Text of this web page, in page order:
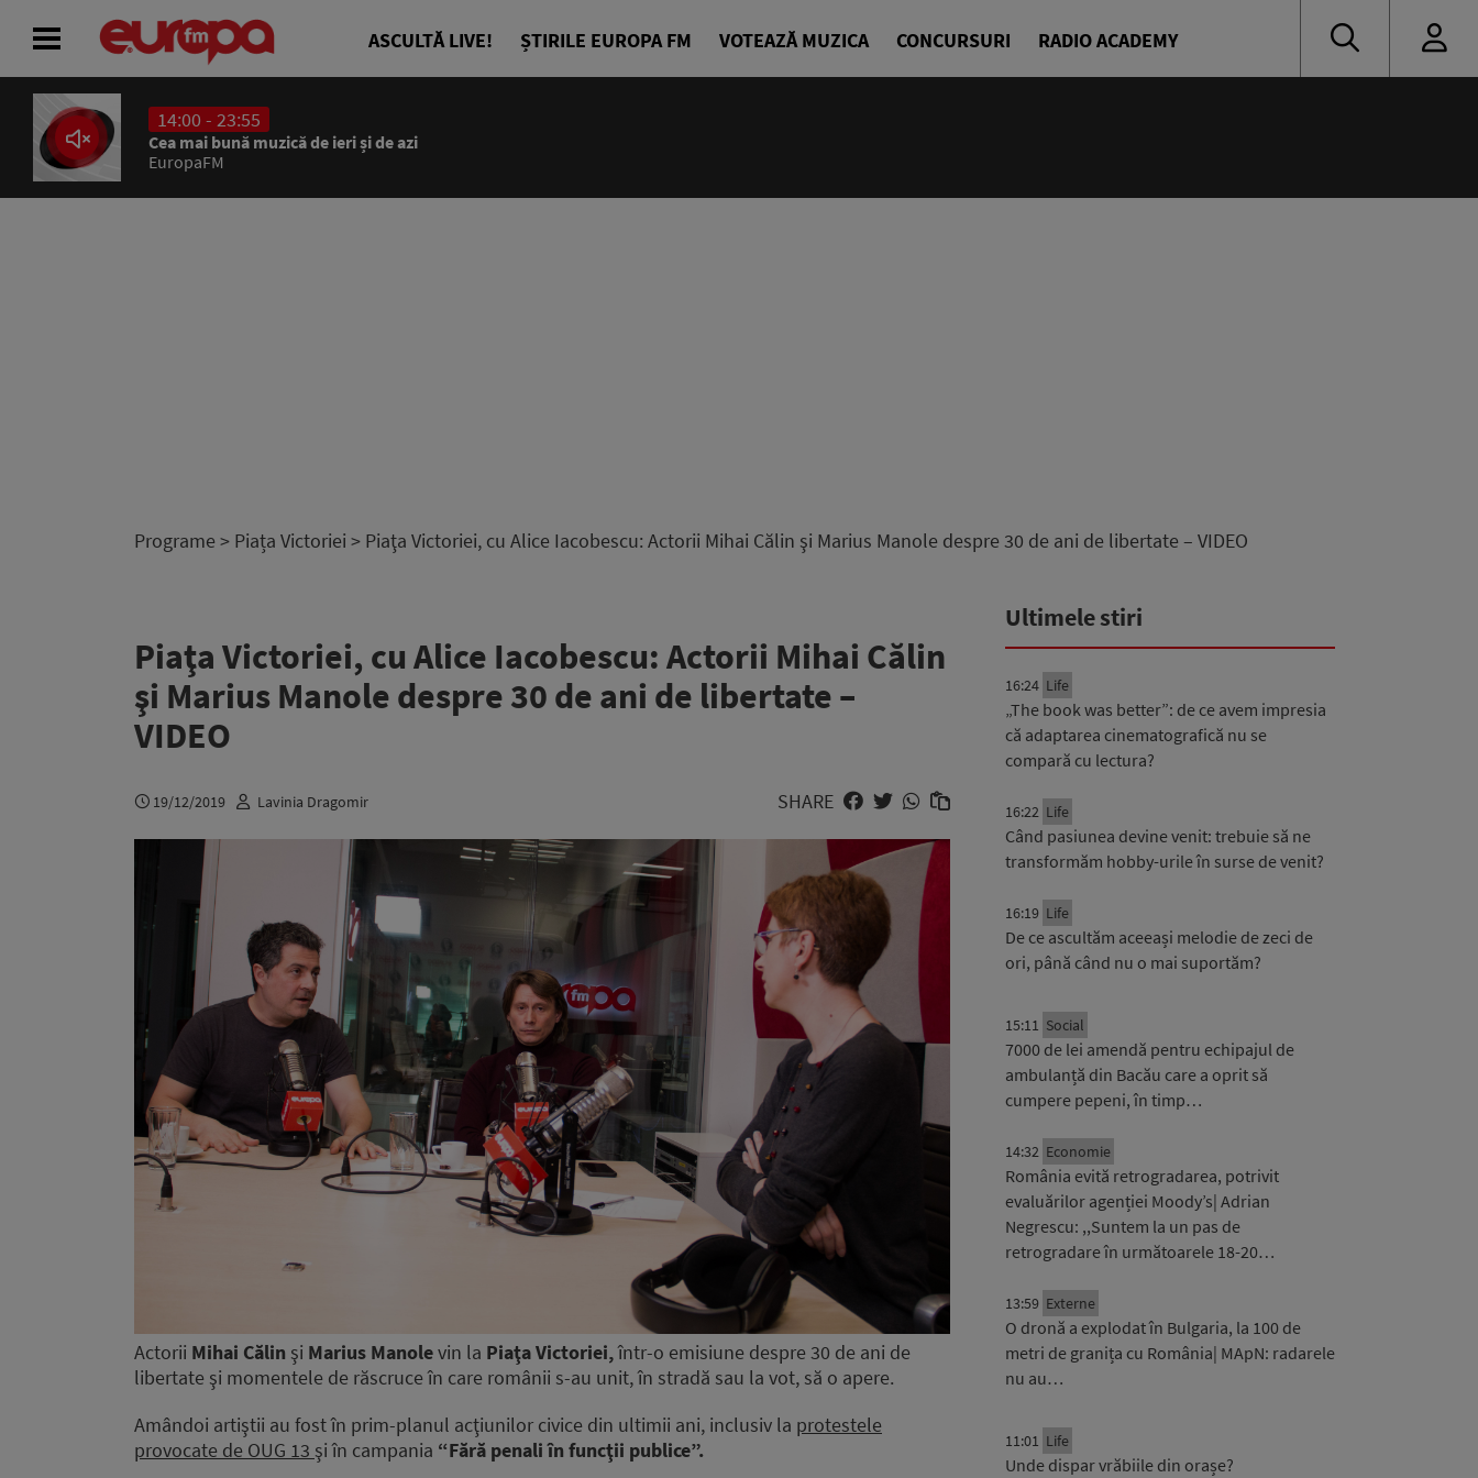
ASCULTĂ LIVE! ȘTIRILE EUROPA FM VOTEAZĂ MUZICA CONCURSURI RADIO ACADEMY
14:00 - 23:55
Cea mai bună muzică de ieri și de azi
EuropaFM
Programe > Piața Victoriei > Piaţa Victoriei, cu Alice Iacobescu: Actorii Mihai Călin şi Marius Manole despre 30 de ani de libertate – VIDEO
Piaţa Victoriei, cu Alice Iacobescu: Actorii Mihai Călin
şi Marius Manole despre 30 de ani de libertate –
VIDEO
19/12/2019 Lavinia Dragomir SHARE
Actorii Mihai Călin şi Marius Manolevin la Piaţa Victoriei,într-o emisiune despre 30 de ani de
libertate şi momentele de răscruce în care românii s-au unit, în stradă sau la vot, să o apere.
Amândoi artiştii au fost în prim-planul acţiunilor civice din ultimii ani, inclusiv la protestele
provocate de OUG 13 şi în campania “Fără penali în funcţii publice”.
Ultimele stiri
16:24 Life
„The book was better”: de ce avem impresia
că adaptarea cinematografică nu se
compară cu lectura?
16:22 Life
Când pasiunea devine venit: trebuie să ne
transformăm hobby-urile în surse de venit?
16:19 Life
De ce ascultăm aceeași melodie de zeci de
ori, până când nu o mai suportăm?
15:11 Social
7000 de lei amendă pentru echipajul de
ambulanță din Bacău care a oprit să
cumpere pepeni, în timp…
14:32 Economie
România evită retrogradarea, potrivit
evaluărilor agenției Moody’s| Adrian
Negrescu: ,,Suntem la un pas de
retrogradare în următoarele 18-20…
13:59 Externe
O dronă a explodat în Bulgaria, la 100 de
metri de granița cu România| MApN: radarele
nu au…
11:01 Life
Unde dispar vrăbiile din orașe?
ACASĂ
ȘTIRI